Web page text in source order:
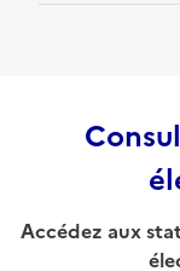
Accédez aux